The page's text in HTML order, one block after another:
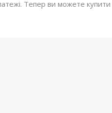
Тепер ви можете